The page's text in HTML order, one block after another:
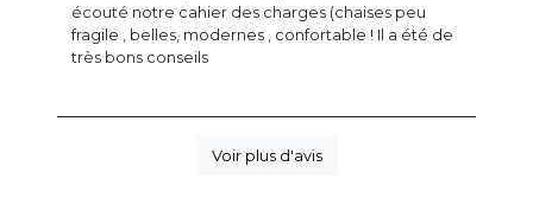
écouté notre cahier des charges (chaises peu
fragile , belles, modernes , confortable ! Il a été de
très bons conseils
Voir plus d'avis